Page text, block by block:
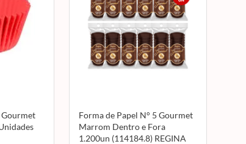
Forma de Papel N° 5 Gourmet
Marrom Dentro e Fora
1.200un (114184.8) REGINA